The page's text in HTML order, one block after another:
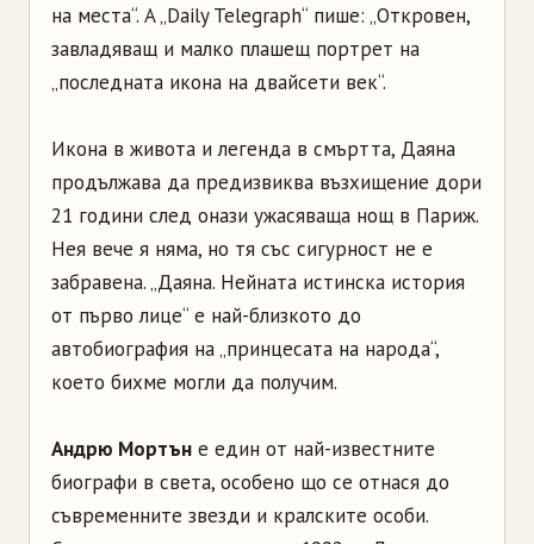
на места“. A „Daily Telegraph“ пише: „Откровен,
завладяващ и малко плашещ портрет на
„последната икона на двайсети век“.
Икона в живота и легенда в смъртта, Даяна
продължава да предизвиква възхищение дори
21 години след онази ужасяваща нощ в Париж.
Нея вече я няма, но тя със сигурност не е
забравена. „Даяна. Нейната истинска история
от първо лице“ е най-близкото до
автобиография на „принцесата на народа“,
което бихме могли да получим.
Андрю Мортън е един от най-известните
биографи в света, особено що се отнася до
съвременните звезди и кралските особи.